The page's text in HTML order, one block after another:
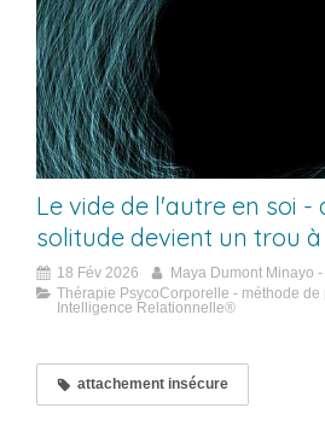
Le vide de l'autre en soi -
solitude devient un trou
18 Fév 2026
Maya Dumont Minayo
Thérapie PsycoCorporelle - méthode de
Intelligence Relationnelle®
attachement insécure